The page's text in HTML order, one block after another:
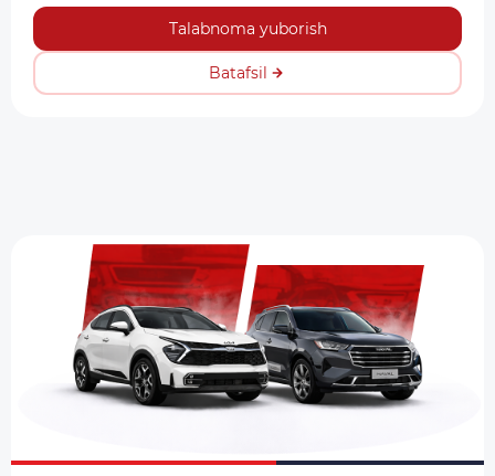
Talabnoma yuborish
Batafsil